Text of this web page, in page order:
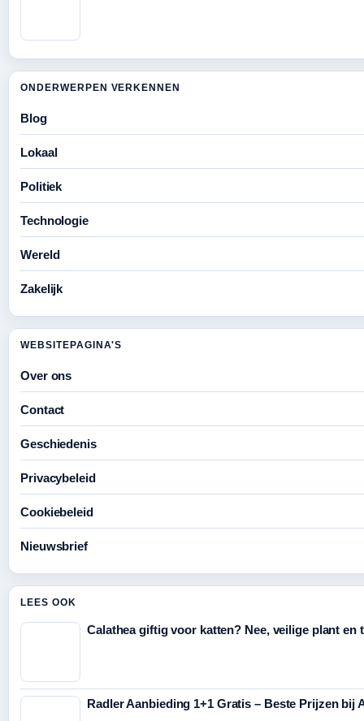
ONDERWERPEN VERKENNEN
Blog
Lokaal
Politiek
Technologie
Wereld
Zakelijk
WEBSITEPAGINA'S
Over ons
Contact
Geschiedenis
Privacybeleid
Cookiebeleid
Nieuwsbrief
LEES OOK
Calathea giftig voor katten? Nee, veilige plant en
Radler Aanbieding 1+1 Gratis – Beste Prijzen bij